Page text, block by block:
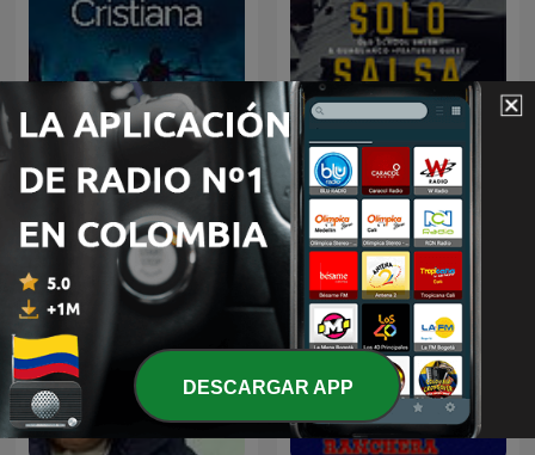
Música Cristiana Solo Salsa
DESCARGAR APP